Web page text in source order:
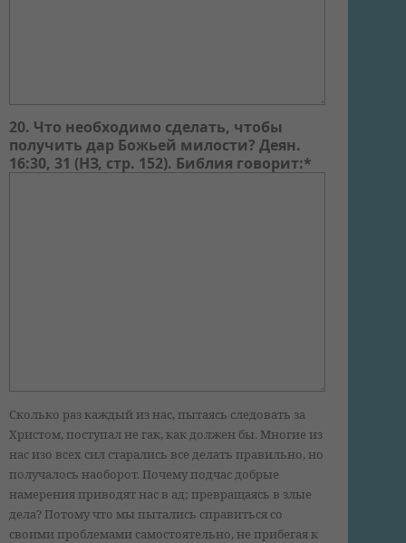
20. Что необходимо сделать, чтобы
получить дар Божьей милости? Деян.
16:30, 31 (НЗ, стр. 152). Библия говорит:*
Сколько раз каждый из нас, пытаясь следовать за
Христом, поступал не гак, как должен бы. Многие из
нас изо всех сил старались все делать правильно, но
получалось наоборот. Почему подчас добрые
намерения приводят нас в ад; превращаясь в злые
дела? Потому что мы пытались справиться со
своими проблемами самостоятельно, не прибегая к